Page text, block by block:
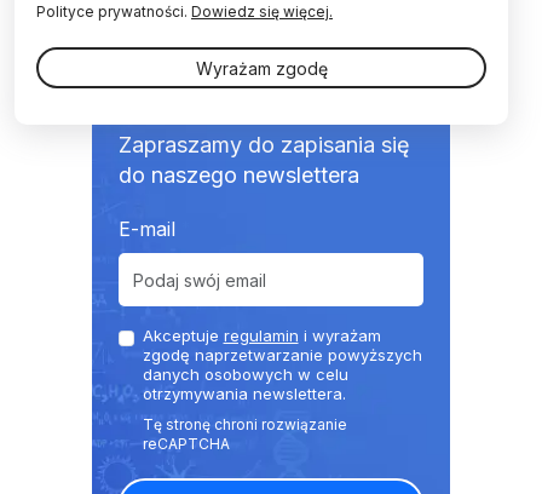
NEWSLETTER
Zapraszamy do zapisania się
do naszego newslettera
E-mail
Akceptuje regulamin i wyrażam
zgodę naprzetwarzanie powyższych
danych osobowych w celu
otrzymywania newslettera.
Polityce prywatności. Dowiedz się więcej.
Wyrażam zgodę